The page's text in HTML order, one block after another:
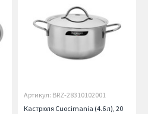
Артикул: BRZ-28310102001
Кастрюля Cuocimania (4.6 л), 20